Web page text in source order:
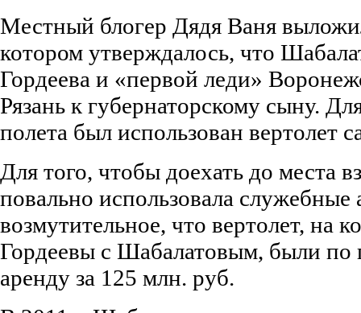
Местный блогер Дядя Ваня
котором утверждалось, что
Гордеева и «первой леди»
Рязань к губернаторскому сыну.
полета был использован вертолет
Для того, чтобы доехать до места
повально использовала
возмутительное, что вертолет, на
Гордеевы с Шабалатовым, были по
аренду за 125 млн. руб.